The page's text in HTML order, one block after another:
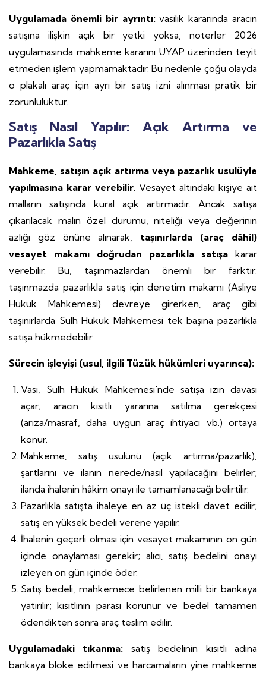
Uygulamada önemli bir ayrıntı:vasilik kararında aracın
satışına ilişkin açık bir yetki yoksa, noterler 2026
uygulamasında mahkeme kararını UYAP üzerinden teyit
etmeden işlem yapmamaktadır. Bu nedenle çoğu olayda
o plakalı araç için ayrı bir satış izni alınması pratik bir
zorunluluktur.
Satış Nasıl Yapılır: Açık Artırma ve
Pazarlıkla Satış
Mahkeme, satışın açık artırma veya pazarlık usulüyle
yapılmasına karar verebilir. Vesayet altındaki kişiye ait
malların satışında kural açık artırmadır. Ancak satışa
çıkarılacak malın özel durumu, niteliği veya değerinin
azlığı göz önüne alınarak, taşınırlarda (araç dâhil)
vesayet makamı doğrudan pazarlıkla satışa karar
verebilir. Bu, taşınmazlardan önemli bir farktır:
taşınmazda pazarlıkla satış için denetim makamı (Asliye
Hukuk Mahkemesi) devreye girerken, araç gibi
taşınırlarda Sulh Hukuk Mahkemesi tek başına pazarlıkla
satışa hükmedebilir.
Sürecin işleyişi (usul, ilgili Tüzük hükümleri uyarınca):
Vasi, Sulh Hukuk Mahkemesi'nde satışa izin davası
açar; aracın kısıtlı yararına satılma gerekçesi
(arıza/masraf, daha uygun araç ihtiyacı vb.) ortaya
konur.
Mahkeme, satış usulünü (açık artırma/pazarlık),
şartlarını ve ilanın nerede/nasıl yapılacağını belirler;
ilanda ihalenin hâkim onayı ile tamamlanacağı belirtilir.
Pazarlıkla satışta ihaleye en az üç istekli davet edilir;
satış en yüksek bedeli verene yapılır.
İhalenin geçerli olması için vesayet makamının on gün
içinde onaylaması gerekir; alıcı, satış bedelini onayı
izleyen on gün içinde öder.
Satış bedeli, mahkemece belirlenen milli bir bankaya
yatırılır; kısıtlının parası korunur ve bedel tamamen
ödendikten sonra araç teslim edilir.
Uygulamadaki tıkanma: satış bedelinin kısıtlı adına
bankaya bloke edilmesi ve harcamaların yine mahkeme